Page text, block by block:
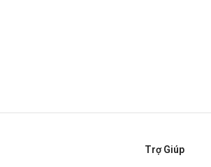
Trợ Giúp